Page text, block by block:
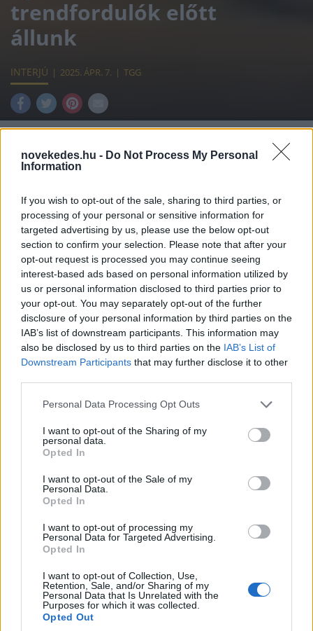
novekedes.hu - Do Not Process My Personal
Information
If you wish to opt-out of the sale, sharing to third parties, or
processing of your personal or sensitive information for
targeted advertising by us, please use the below opt-out
section to confirm your selection. Please note that after your
opt-out request is processed you may continue seeing
interest-based ads based on personal information utilized by
us or personal information disclosed to third parties prior to
your opt-out. You may separately opt-out of the further
disclosure of your personal information by third parties on the
IAB’s list of downstream participants. This information may
also be disclosed by us to third parties on the IAB’s List of
Downstream Participants that may further disclose it to other
Please note that this website/app uses one or more Google
not limited to your visit or usage behaviour. You may click to
grant or deny consent to Google and its third-party tags to
use your data for below specified purposes in below Google
consent section.
Personal Data Processing Opt Outs
I want to opt-out of the Sharing of my
personal data.
Opted In
I want to opt-out of the Sale of my
Personal Data.
Opted In
I want to opt-out of processing my
Personal Data for Targeted Advertising.
Opted In
I want to opt-out of Collection, Use,
Retention, Sale, and/or Sharing of my
Personal Data that Is Unrelated with the
Purposes for which it was collected.
Opted Out
trendfordulók előtt
állunk
INTERJÚ 2025. ÁPR. 7. TGG
bankok tőkeellátottsága és hitelezési
hajlandósága adott, a hitel-betét arány 77%.
A hitelállomány növekedése számunkra is
prioritás – mondta a növekedés.hu-nak
Győr Tamás, a CIB Bank KKV
üzletágigazgatója.
Milyen a magyar bankszektor és a hitelpiac
aktuális helyzete, milyen várakozások
vannak 2025-re és középtávon?
2%-kal több KKV-hitel volt kint a gazdaságban
közel annyi hitelt törlesztettek, mint amennyit
felvettek. A tavalyi évben leginkább a
beruházási célú hitelezés hiányzott.
A hitelkereslet: